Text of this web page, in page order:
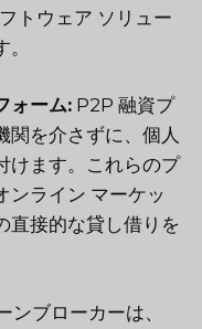
トウェア ソリュー
ォーム: P2P 融資プ
関を介さずに、個人
けます。これらのプ
ンライン マーケッ
直接的な貸し借りを
ンブローカーは、